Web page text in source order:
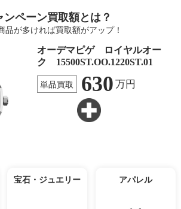
ンペーン買取額とは？
品が多ければ買取額がアップ！
オーデマピゲ ロイヤルオー
ク 15500ST.OO.1220ST.01
単品買取 630 万円
宝石・ジュエリー アパレル